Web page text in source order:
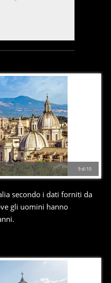
9di 10
secondo i dati forniti da
gli uomini hanno